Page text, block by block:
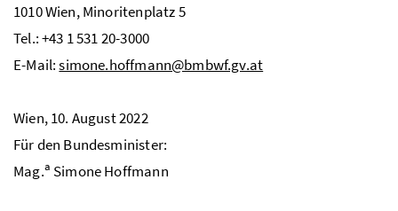
1010 Wien, Minoritenplatz 5
Tel.: +43 1 531 20-3000
E-Mail:simone.hoffmann@bmbwf.gv.at
Wien, 10. August 2022
Für den Bundesminister:
Mag.a Simone Hoffmann